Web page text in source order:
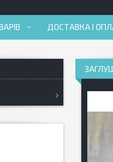
ДОСТАВКА І